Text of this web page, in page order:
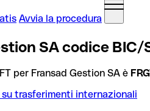
Avvia la procedura
SA codice BIC/
per Fransad Gestion SA è
su trasferimenti internazionali